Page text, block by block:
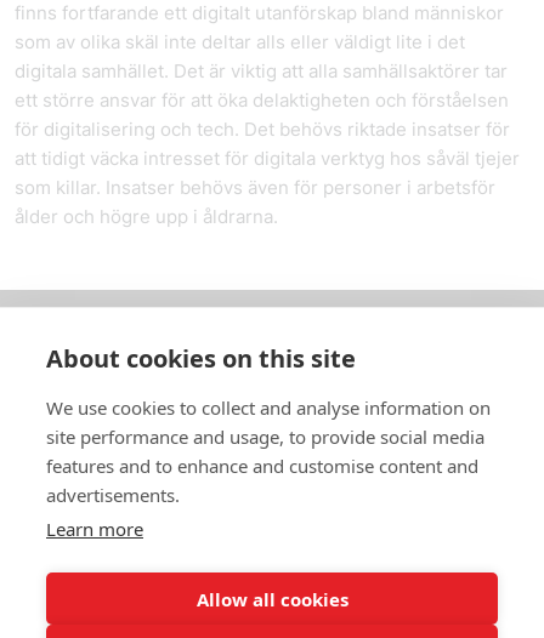
finns fortfarande ett digitalt utanförskap bland människor
som av olika skäl inte deltar alls eller väldigt lite i det
digitala samhället. Det är viktig att alla samhällsaktörer tar
ett större ansvar för att öka delaktigheten och förståelsen
för digitalisering och tech. Det behövs riktade insatser för
att tidigt väcka intresset för digitala verktyg hos såväl tjejer
som killar. Insatser behövs även för personer i arbetsför
ålder och högre upp i åldrarna.
In English
Standardavtal
Snabblänkar
About cookies on this site
We use cookies to collect and analyse information on
site performance and usage, to provide social media
features and to enhance and customise content and
advertisements.
Learn more
Allow all cookies